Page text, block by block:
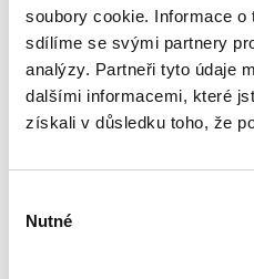
soubory cookie. Informace
sdílíme se svými partnery
analýzy. Partneři tyto údaje
dalšími informacemi, které
získali v důsledku toho, že
souhlasu
Nutné
Tradiční
Působíme
Semináře
Vzdělávejte
Vzdělávejte